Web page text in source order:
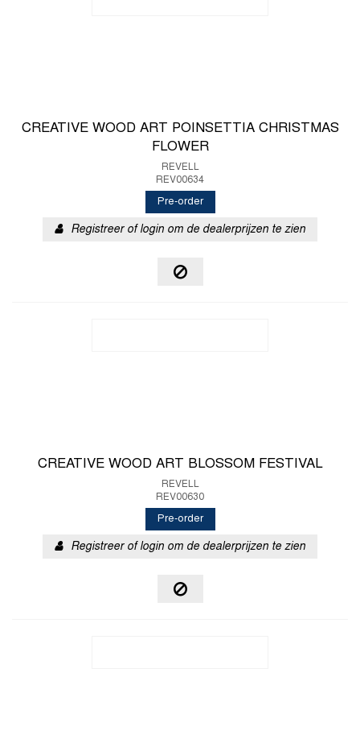
CREATIVE WOOD ART POINSETTIA CHRISTMAS
FLOWER
REVELL
REV00634
Pre-order
Registreer of login om de dealerprijzen te zien
CREATIVE WOOD ART BLOSSOM FESTIVAL
REVELL
REV00630
Pre-order
Registreer of login om de dealerprijzen te zien